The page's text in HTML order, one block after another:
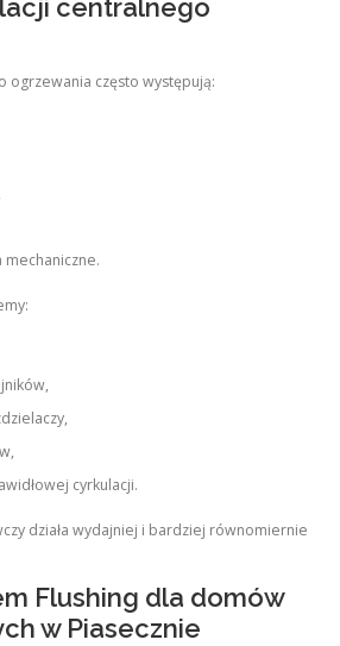
centralnego
ogrzewania często występują:
mechaniczne.
cyrkulacji.
działa wydajniej i bardziej równomiernie
Flushing dla domów
w Piasecznie